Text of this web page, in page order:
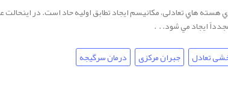
هسته هاي تعادلی، مکانیسم ایجاد تطابق اولیه حاد است. در اینحالت
ايجاد مي شود. . .
تعادل جبران مرکزی
درمان سرگیجه